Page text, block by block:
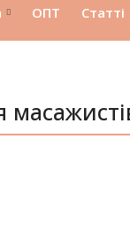
ОПТ Статті